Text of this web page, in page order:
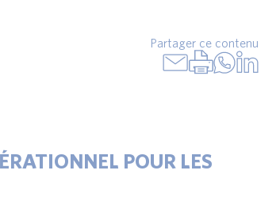
Partager ce contenu
POUR LES